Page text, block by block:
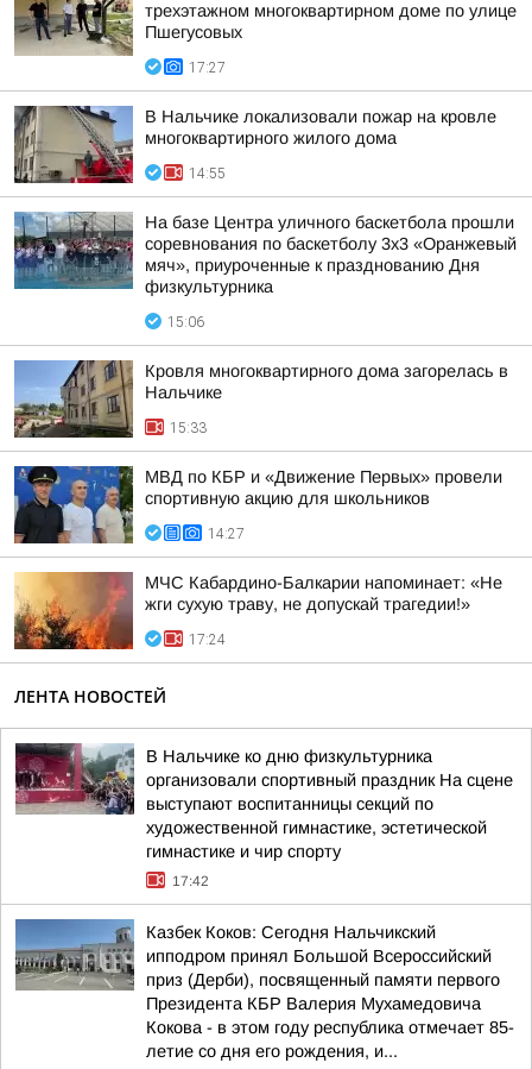
трехэтажном многоквартирном доме по улице
Пшегусовых
17:27
В Нальчике локализовали пожар на кровле
многоквартирного жилого дома
14:55
На базе Центра уличного баскетбола прошли
соревнования по баскетболу 3x3 «Оранжевый
мяч», приуроченные к празднованию Дня
физкультурника
15:06
Кровля многоквартирного дома загорелась в
Нальчике
15:33
МВД по КБР и «Движение Первых» провели
спортивную акцию для школьников
14:27
МЧС Кабардино-Балкарии напоминает: «Не
жги сухую траву, не допускай трагедии!»
17:24
ЛЕНТА НОВОСТЕЙ
В Нальчике ко дню физкультурника
организовали спортивный праздник На сцене
выступают воспитанницы секций по
художественной гимнастике, эстетической
гимнастике и чир спорту
17:42
Казбек Коков: Сегодня Нальчикский
ипподром принял Большой Всероссийский
приз (Дерби), посвященный памяти первого
Президента КБР Валерия Мухамедовича
Кокова - в этом году республика отмечает 85-
летие со дня его рождения, и...